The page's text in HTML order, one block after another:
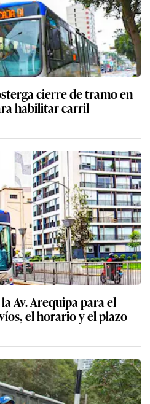
cierre de tramo en
habilitar carril
Av. Arequipa para el
el horario y el plazo